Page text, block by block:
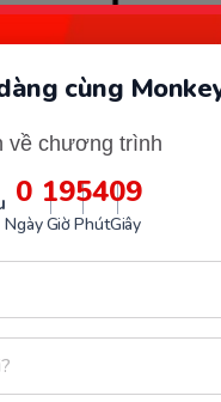
cùng
về chương trình
0
Ngày
19
Giờ
54
Phút
07
Giây
(Ảnh: Internet)
cạnh nhân với